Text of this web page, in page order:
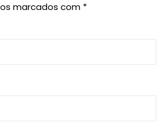
marcados com *